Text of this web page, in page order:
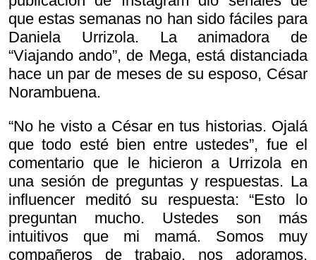
que estas semanas no han sido fáciles para
Daniela Urrizola. La animadora de
“Viajando ando”, de Mega, está distanciada
hace un par de meses de su esposo, César
Norambuena.
“No he visto a César en tus historias. Ojalá
que todo esté bien entre ustedes”, fue el
comentario que le hicieron a Urrizola en
una sesión de preguntas y respuestas. La
influencer meditó su respuesta: “Esto lo
preguntan mucho. Ustedes son más
intuitivos que mi mamá. Somos muy
compañeros de trabajo, nos adoramos,